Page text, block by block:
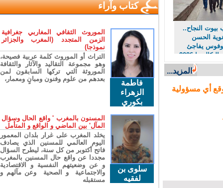
النجاح..
الحسن
يفاجئ
متفوقي البكالوريا 2026
المزيد...
أي مسؤولية
كتاب وآراء
فاطمة
الزهراء
بكوري
الموروث الثقافي المغاربي جغرافية
الزمن المتجدد (المغرب والجزائر
نموذجا)
التراث أو الموروث كلمة عربية فصيحة،
وهو مجموعة التقاليد والآثار والثقافة
الموروثة التي تركها السابقون لمن
بعدهم من علوم وفنون ومبانٍ ومعمار،
سلوى بن
لفقيه
المسنون بالمغرب ' واقع الحال وسؤال
المآل' بين الماضي و الواقع و المتأمل
يخلد المغرب على غرار بلدان المعمور
اليوم العالمي للمسنين الذي يصادف
فاتح أكتوبر من كل سنة، ليطرح السؤال
مجددا عن واقع حال المسنين بالمغرب
و عن وضعيتهم النفسية و الاقتصادية
والاجتماعية و الصحية وعن مآلهم و
مستقبله